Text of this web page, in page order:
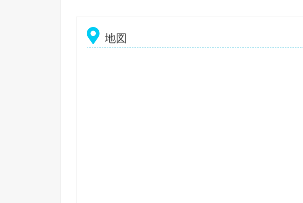
地図